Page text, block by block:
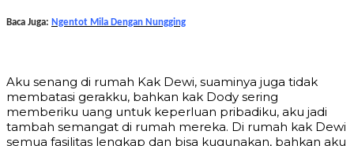
Baca Juga: Ngentot Mila Dengan Nungging
Aku senang di rumah Kak Dewi, suaminya juga tidak
membatasi gerakku, bahkan kak Dody sering
memberiku uang untuk keperluan pribadiku, aku jadi
tambah semangat di rumah mereka. Di rumah kak Dewi
semua fasilitas lengkap dan bisa kugunakan, bahkan aku